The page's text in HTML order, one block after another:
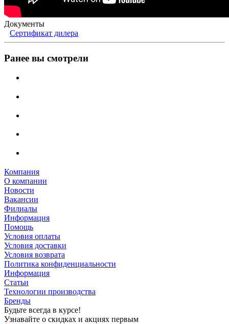
Документы
Сертификат дилера
Ранее вы смотрели
Компания
О компании
Новости
Вакансии
Филиалы
Информация
Помощь
Условия оплаты
Условия доставки
Условия возврата
Политика конфиденциальности
Информация
Статьи
Технологии производства
Бренды
Будьте всегда в курсе!
Узнавайте о скидках и акциях первым